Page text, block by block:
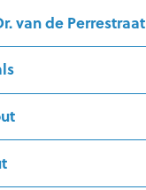
van de Perrestraat